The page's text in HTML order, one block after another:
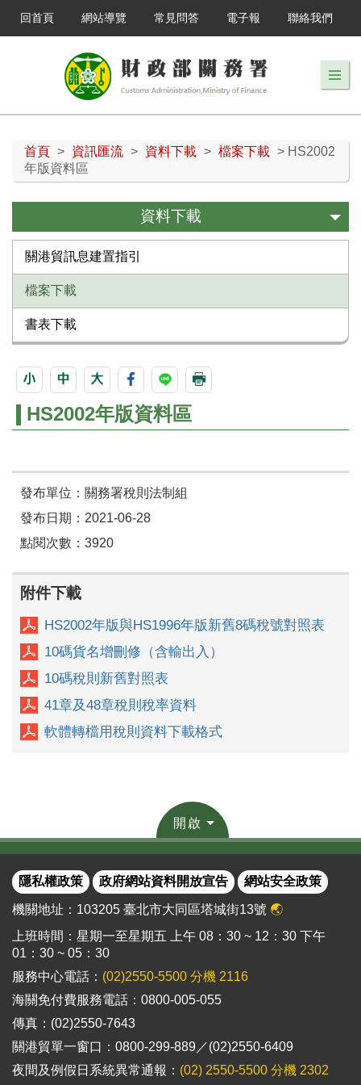
回首頁 網站導覽 常見問答 電子報 聯絡我們
首頁 > 資訊匯流 > 資料下載 > 檔案下載 > HS2002
年版資料區
資料下載
關港貿訊息建置指引
檔案下載
書表下載
HS2002年版資料區
發布單位：關務署稅則法制組
發布日期：2021-06-28
點閱次數：3920
附件下載
HS2002年版與HS1996年版新舊8碼稅號對照表
10碼貨名增刪修（含輸出入）
10碼稅則新舊對照表
41章及48章稅則稅率資料
軟體轉檔用稅則資料下載格式
開啟
隱私權政策 政府網站資料開放宣告 網站安全政策
機關地址：103205 臺北市大同區塔城街13號 🌏
上班時間：星期一至星期五 上午 08：30 ~ 12：30 下午
01：30 ~ 05：30
服務中心電話： (02)2550-5500 分機 2116
海關免付費服務電話：0800-005-055
傳真：(02)2550-7643
關港貿單一窗口：0800-299-889／(02)2550-6409
夜間及例假日系統異常通報： (02) 2550-5500 分機 2302